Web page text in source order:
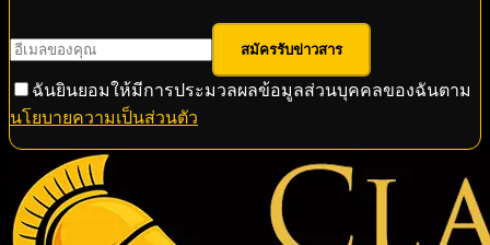
สมัครรับข่าวสาร
ฉันยินยอมให้มีการประมวลผลข้อมูลส่วนบุคคลของฉันตาม
นโยบายความเป็นส่วนตัว